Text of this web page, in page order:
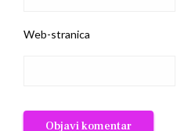
Web-stranica